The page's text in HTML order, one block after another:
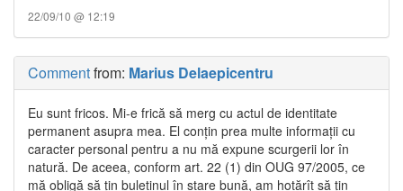
22/09/10 @ 12:19
Commentfrom: Marius Delaepicentru
Eu sunt fricos. Mi-e frică să merg cu actul de identitate
permanent asupra mea. El conţin prea multe informaţii cu
caracter personal pentru a nu mă expune scurgerii lor în
natură. De aceea, conform art. 22 (1) din OUG 97/2005, ce
mă obligă să ţin buletinul în stare bună, am hotărît să ţin